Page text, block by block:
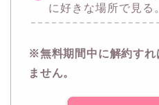
に好きな場所で見る
※無料期間中に解約すれ
ません。